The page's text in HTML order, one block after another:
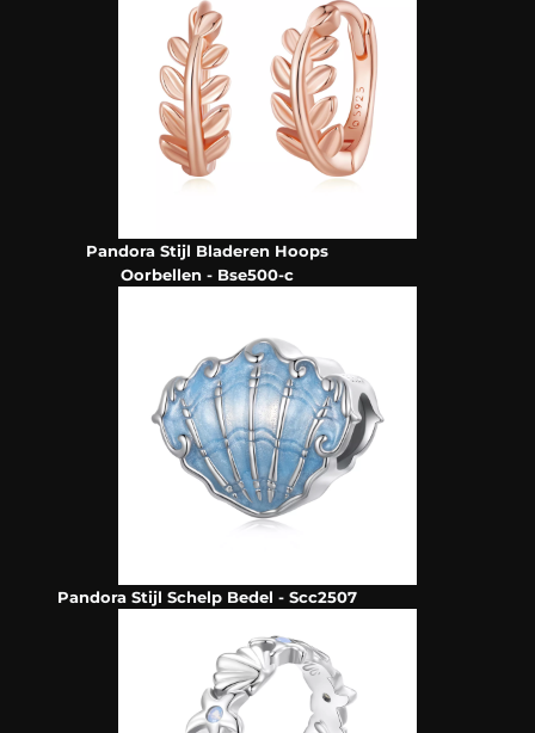
Pandora Stijl Bladeren Hoops
Oorbellen - Bse500-c
Pandora Stijl Schelp Bedel - Scc2507